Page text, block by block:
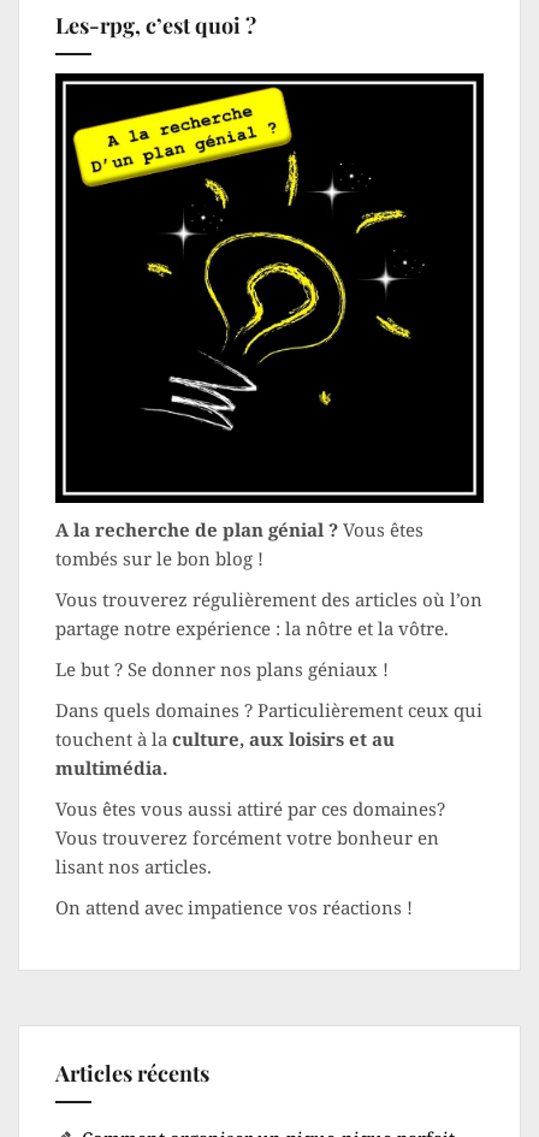
Les-rpg, c’est quoi ?
A la recherche de plan génial ? Vous êtes
tombés sur le bon blog !
Vous trouverez régulièrement des articles où l’on
partage notre expérience : la nôtre et la vôtre.
Le but ? Se donner nos plans géniaux !
Dans quels domaines ? Particulièrement ceux qui
touchent à la culture, aux loisirs et au
multimédia.
Vous êtes vous aussi attiré par ces domaines?
Vous trouverez forcément votre bonheur en
lisant nos articles.
On attend avec impatience vos réactions !
Articles récents